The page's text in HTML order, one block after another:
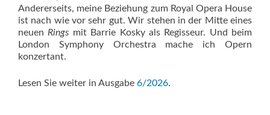
Andererseits, meine Beziehung zum Royal Opera House
ist nach wie vor sehr gut. Wir stehen in der Mitte eines
neuen Rings mit Barrie Kosky als Regisseur. Und beim
London Symphony Orchestra mache ich Opern
konzertant.
Lesen Sie weiter in Ausgabe 6/2026.